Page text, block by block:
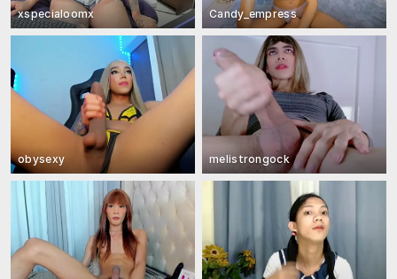
xspecialoomx Candy_empress
obysexy melistrongock